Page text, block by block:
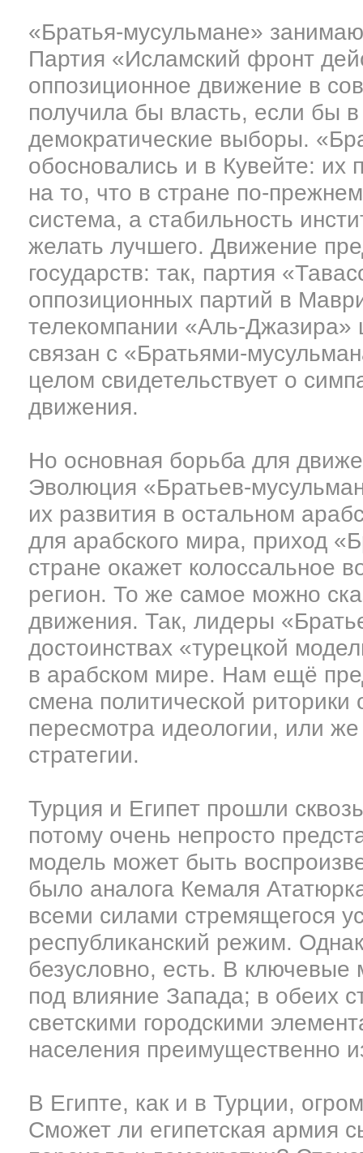
«Братья-мусульмане»
Партия «Исламский фронт
оппозиционное движение в
получила бы власть, если бы
демократические выборы.
обосновались и в Кувейте: их
на то, что в стране по-
система, а стабильность
желать лучшего. Движение
государств: так, партия
оппозиционных партий в
телекомпании «Аль-
связан с «Братьями-
целом свидетельствует о
движения.
Но основная борьба для
Эволюция «Братьев-
их развития в остальном
для арабского мира, приход
стране окажет колоссальное
регион. То же самое можно
движения. Так, лидеры
достоинствах «турецкой
в арабском мире. Нам ещё
смена политической
пересмотра идеологии, или
стратегии.
Турция и Египет прошли
потому очень непросто
модель может быть
было аналога Кемаля
всеми силами стремящегося
республиканский режим.
безусловно, есть. В
под влияние Запада; в обеих
светскими городскими
населения преимущественно
В Египте, как и в Турции,
Сможет ли египетская армия